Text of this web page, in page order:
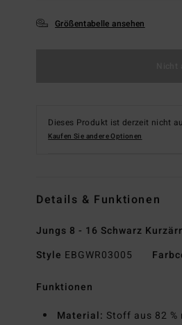
Größentabelle ansehen
Dieses Produkt ist derzeit nicht
Kaufen Sie andere Optionen
Details & Funktionen
Jungs 8 - 16 Schwarz
Style EBGWR03005
Funktionen
Material: Stoff aus 82 %